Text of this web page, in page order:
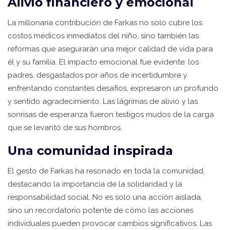
La millonaria contribución de Farkas no solo cubre los
costos médicos inmediatos del niño, sino también las
reformas que asegurarán una mejor calidad de vida para
él y su familia. El impacto emocional fue evidente: los
padres, desgastados por años de incertidumbre y
enfrentando constantes desafíos, expresaron un profundo
y sentido agradecimiento. Las lágrimas de alivio y las
sonrisas de esperanza fueron testigos mudos de la carga
que se levantó de sus hombros.
Una comunidad inspirada
El gesto de Farkas ha resonado en toda la comunidad,
destacando la importancia de la solidaridad y la
responsabilidad social. No es solo una acción aislada,
sino un recordatorio potente de cómo las acciones
individuales pueden provocar cambios significativos. Las